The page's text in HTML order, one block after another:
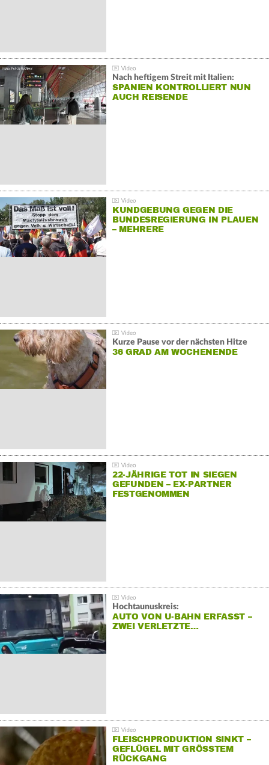
Nach heftigem Streit mit Italien:
SPANIEN KONTROLLIERT NUN
AUCH REISENDE
KUNDGEBUNG GEGEN DIE
BUNDESREGIERUNG IN PLAUEN
– MEHRERE
Kurze Pause vor der nächsten Hitze
36 GRAD AM WOCHENENDE
22-JÄHRIGE TOT IN SIEGEN
GEFUNDEN – EX-PARTNER
FESTGENOMMEN
Hochtaunuskreis:
AUTO VON U-BAHN ERFASST –
ZWEI VERLETZTE…
FLEISCHPRODUKTION SINKT –
GEFLÜGEL MIT GRÖSSTEM R
ÜCKGANG